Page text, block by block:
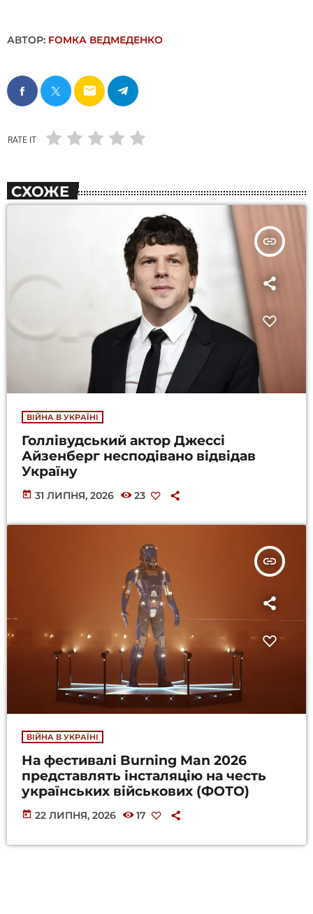
АВТОР: FОMКА ВЕДМЕДЕНКО
email
RATE IT
СХОЖЕ
insert_link
ВІЙНА В УКРАЇНІ
Голлівудський актор Джессі
Айзенберг несподівано відвідав
Україну
today 31 ЛИПНЯ, 2026 23
insert_link
ВІЙНА В УКРАЇНІ
На фестивалі Burning Man 2026
представлять інсталяцію на честь
українських військових (ФОТО)
today 22 ЛИПНЯ, 2026 17